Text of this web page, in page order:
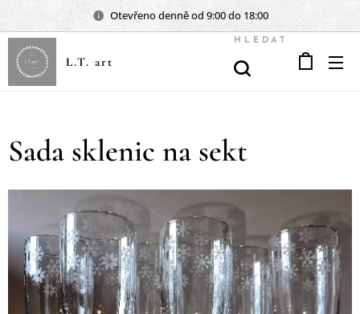
Otevřeno denně od 9:00 do 18:00
L.T. art
HLEDAT
Sada sklenic na sekt